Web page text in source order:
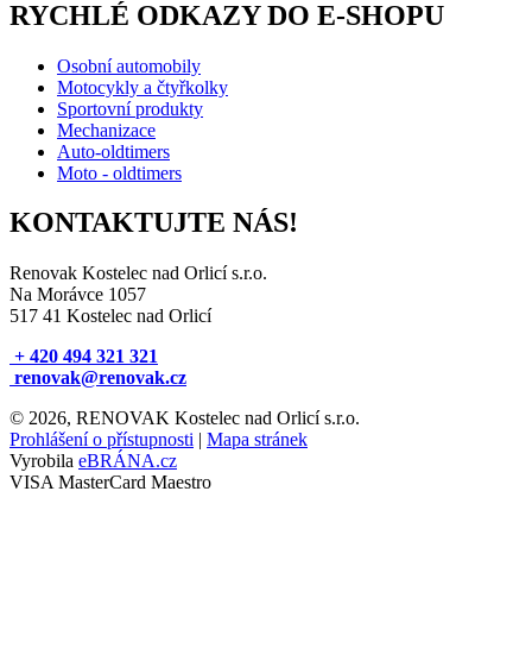
RYCHLÉ ODKAZY DO E-SHOPU
Osobní automobily
Motocykly a čtyřkolky
Sportovní produkty
Mechanizace
Auto-oldtimers
Moto - oldtimers
KONTAKTUJTE NÁS!
Renovak Kostelec nad Orlicí s.r.o.
Na Morávce 1057
517 41 Kostelec nad Orlicí
+ 420 494 321 321
renovak@renovak.cz
© 2026, RENOVAK Kostelec nad Orlicí s.r.o.
Prohlášení o přístupnosti | Mapa stránek
Vyrobila eBRÁNA.cz
VISA MasterCard Maestro